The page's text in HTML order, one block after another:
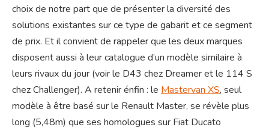
choix de notre part que de présenter la diversité des
solutions existantes sur ce type de gabarit et ce segment
de prix. Et il convient de rappeler que les deux marques
disposent aussi à leur catalogue d’un modèle similaire à
leurs rivaux du jour (voir le D43 chez Dreamer et le 114 S
chez Challenger). A retenir énfin : le Mastervan XS, seul
modèle à être basé sur le Renault Master, se révèle plus
long (5,48m) que ses homologues sur Fiat Ducato